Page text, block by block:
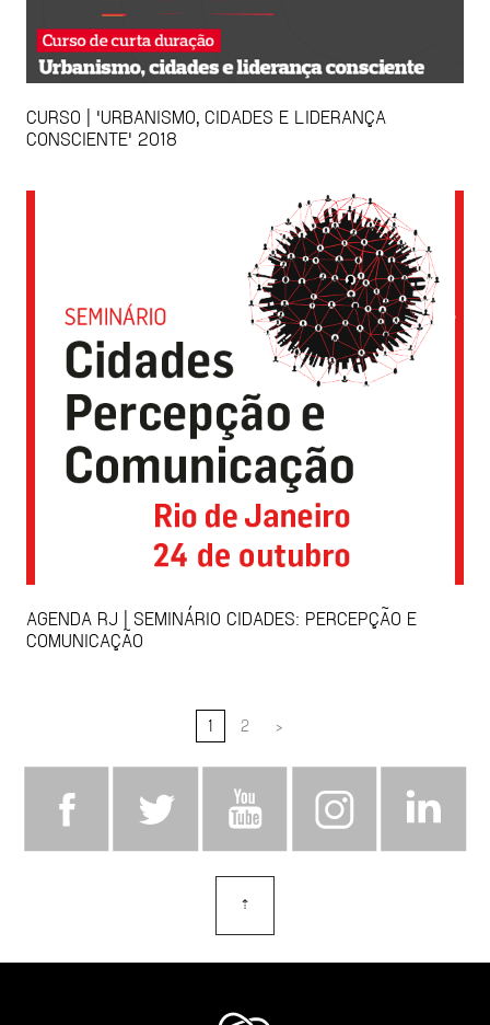
CURSO | 'URBANISMO, CIDADES E LIDERANÇA
CONSCIENTE' 2018
AGENDA RJ | SEMINÁRIO CIDADES: PERCEPÇÃO E
COMUNICAÇÃO
1 2 >
⇡